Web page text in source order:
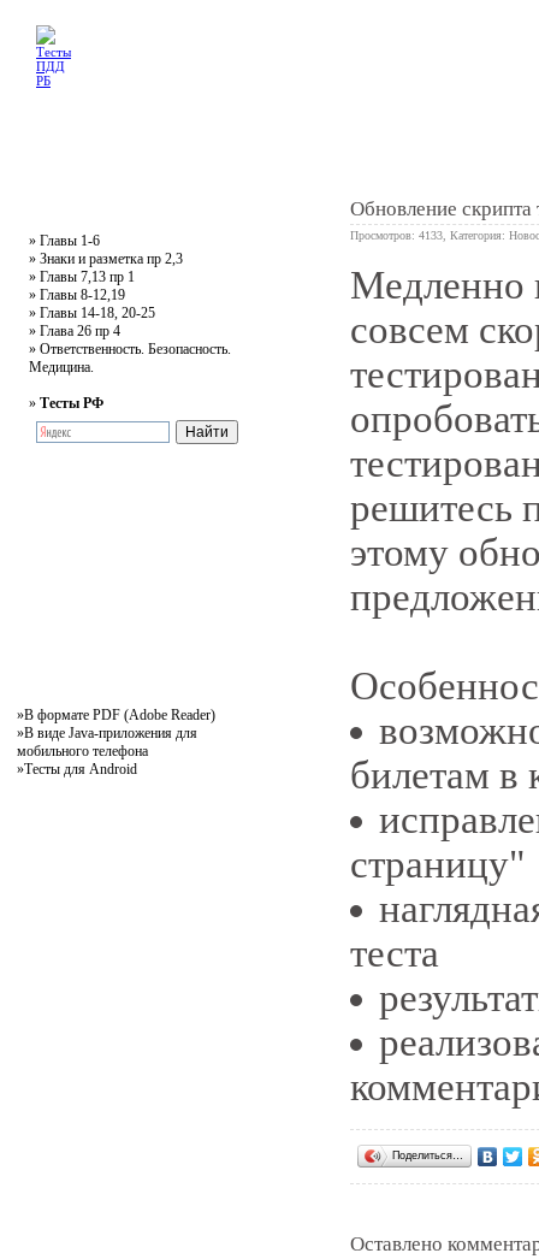
» Главы 1-6
» Знаки и разметка пр 2,3
» Главы 7,13 пр 1
» Главы 8-12,19
» Главы 14-18, 20-25
» Глава 26 пр 4
» Ответственность. Безопасность.
Медицина.
» Тесты РФ
»В формате PDF (Adobe Reader)
»В виде Java-приложения для
мобильного телефона
»Тесты для Android
Обновление скрипта
Просмотров: 4133, Категория:
Медленно
совсем
решитесь
этому
билетам в
страницу"
теста
Поделиться…
Оставлено